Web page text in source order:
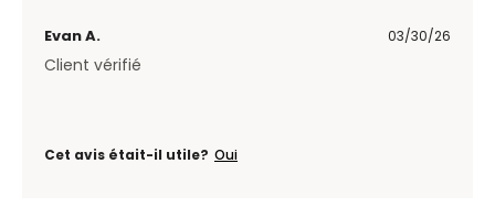
Evan A. 03/30/26
Client vérifié
Cet avis était-il utile? Oui